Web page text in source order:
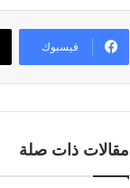
فيسبوك
مقالات ذات صلة